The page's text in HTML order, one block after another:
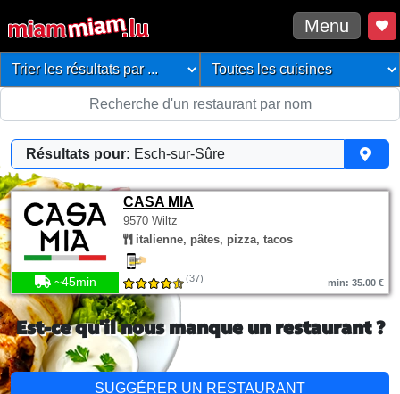
Menu
Résultats pour: Esch-sur-Sûre
CASA MIA
9570 Wiltz
italienne, pâtes, pizza, tacos
~45min (37) min: 35.00 €
Est-ce qu'il nous manque un restaurant ?
SUGGÉRER UN RESTAURANT